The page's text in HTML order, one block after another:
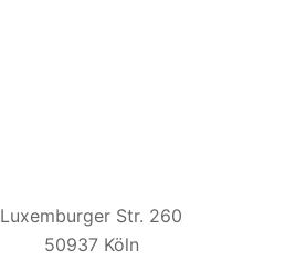
Luxemburger Str. 260
50937 Köln